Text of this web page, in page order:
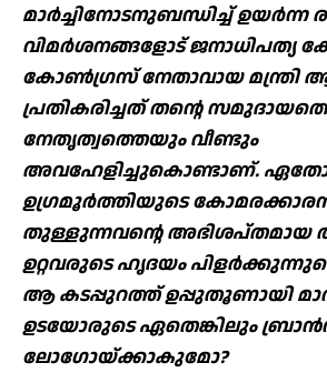
മാര്‍ച്ചിനോടനുബന്ധിച്ച് ഉയര്‍ന്ന
വിമര്‍ശനങ്ങളോട് ജനാധിപത്യ
കോണ്‍ഗ്രസ് നേതാവായ മന്ത്രി
പ്രതികരിച്ചത് തന്റെ
നേതൃത്വത്തെയും വീണ്ടും
അവഹേളിച്ചുകൊണ്ടാണ്.
ഉഗ്രമൂര്‍ത്തിയുടെ
തുള്ളുന്നവന്റെ അഭിശപ്തമായ
ഉറ്റവരുടെ ഹൃദയം
ആ കടപ്പുറത്ത് ഉപ്പുതൂണായി
ഉടയോരുടെ ഏതെങ്കിലും
ലോഗോയ്ക്കാകുമോ?